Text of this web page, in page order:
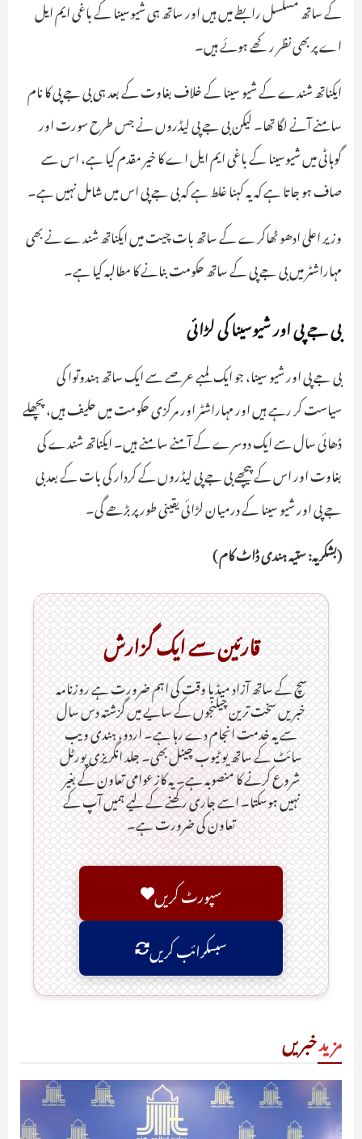
کے ساتھ مسلسل رابطے میں ہیں اور ساتھ ہی شیوسینا کے باغی ایم ایل
اے پر بھی نظر رکھے ہوئے ہیں۔
ایکناتھ شندے کے شیو سینا کے خلاف بغاوت کے بعد ہی بی جے پی کا نام
سامنے آنے لگا تھا۔ لیکن بی جے پی لیڈروں نے جس طرح سورت اور
گوہاٹی میں شیوسینا کے باغی ایم ایل اے کا خیر مقدم کیا ہے، اس سے
صاف ہو جاتا ہے کہ یہ کہنا غلط ہے کہ بی جے پی اس میں شامل نہیں ہے۔
وزیر اعلیٰ ادھو ٹھاکرے کے ساتھ بات چیت میں ایکناتھ شندے نے بھی
مہاراشٹر میں بی جے پی کے ساتھ حکومت بنانے کا مطالبہ کیا ہے۔
بی جے پی اور شیوسینا کی لڑائی
بی جے پی اور شیو سینا، جو ایک لمبے عرصے سے ایک ساتھ ہندوتوا کی
سیاست کر رہے ہیں اور مہاراشٹر اور مرکزی حکومت میں حلیف ہیں، پچھلے
ڈھائی سال سے ایک دوسرے کے آمنے سامنے ہیں۔ ایکناتھ شندے کی
بغاوت اور اس کے پیچھے بی جے پی لیڈروں کے کردار کی بات کے بعد بی
جے پی اور شیو سینا کے درمیان لڑائی یقینی طور پر بڑھے گی۔
(بشکریہ: ستیہ ہندی ڈاٹ کام )
قارئین سے ایک گزارش
سچ کے ساتھ آزاد میڈیا وقت کی اہم ضرورت ہےـ روزنامہ
خبریں سخت ترین چیلنجوں کے سایے میں گزشتہ دس سال
سے یہ خدمت انجام دے رہا ہے۔ اردو، ہندی ویب
سائٹ کے ساتھ یو ٹیوب چینل بھی۔ جلد انگریزی پورٹل
شروع کرنے کا منصوبہ ہے۔ یہ کاز عوامی تعاون کے بغیر
نہیں ہوسکتا۔ اسے جاری رکھنے کے لیے ہمیں آپ کے
تعاون کی ضرورت ہے۔
سپورٹ کریں
سبسکرائب کریں
مزیدخبریں